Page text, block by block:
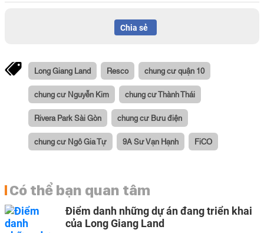
Chia sẻ
Long Giang Land Resco chung cư quận 10
chung cư Nguyễn Kim chung cư Thành Thái
Rivera Park Sài Gòn chung cư Bưu điện
chung cư Ngô Gia Tự 9A Sư Vạn Hạnh FiCO
Có thể bạn quan tâm
Điểm danh những dự án đang triển khai
của Long Giang Land